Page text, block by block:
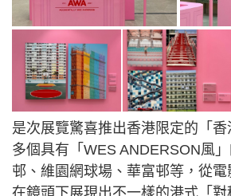
是次展覽驚喜推出香港限定的「
多個具有「WES ANDERSON風
邨、維園網球場、華富邨等，從電
在鏡頭下展現出不一樣的港式「對